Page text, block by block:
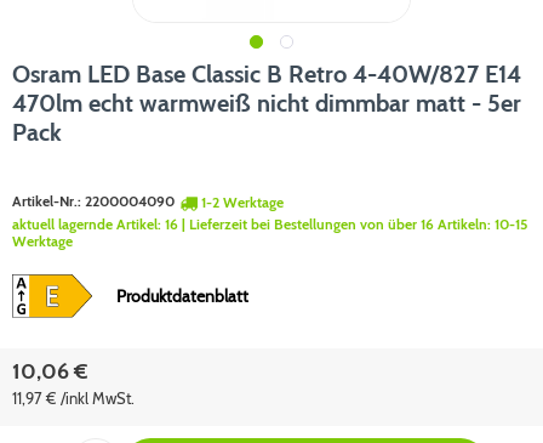
Osram LED Base Classic B Retro 4-40W/827 E14
470lm echt warmweiß nicht dimmbar matt - 5er
Pack
Artikel-Nr.: 2200004090
1-2 Werktage
aktuell lagernde Artikel: 16 | Lieferzeit bei Bestellungen von über 16 Artikeln: 10-15
Werktage
Produktdatenblatt
10,06 €
11,97 € /inkl MwSt.